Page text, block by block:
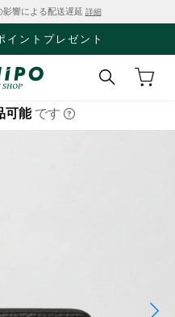
影響による配送遅延 詳細
イントプレゼント
可能 です